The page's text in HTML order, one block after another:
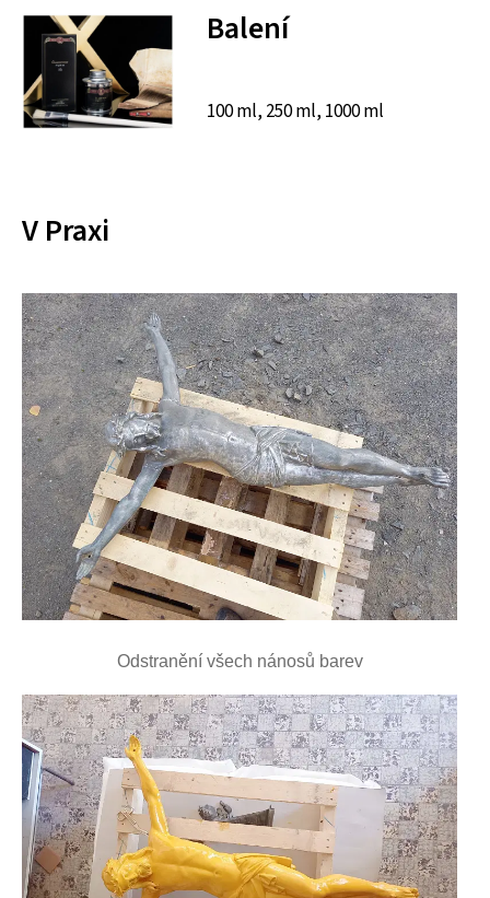
Balení
100 ml, 250 ml, 1000 ml
V Praxi
Odstranění všech nánosů barev